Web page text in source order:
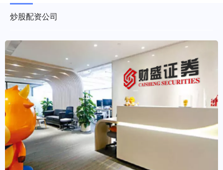
炒股配资公司